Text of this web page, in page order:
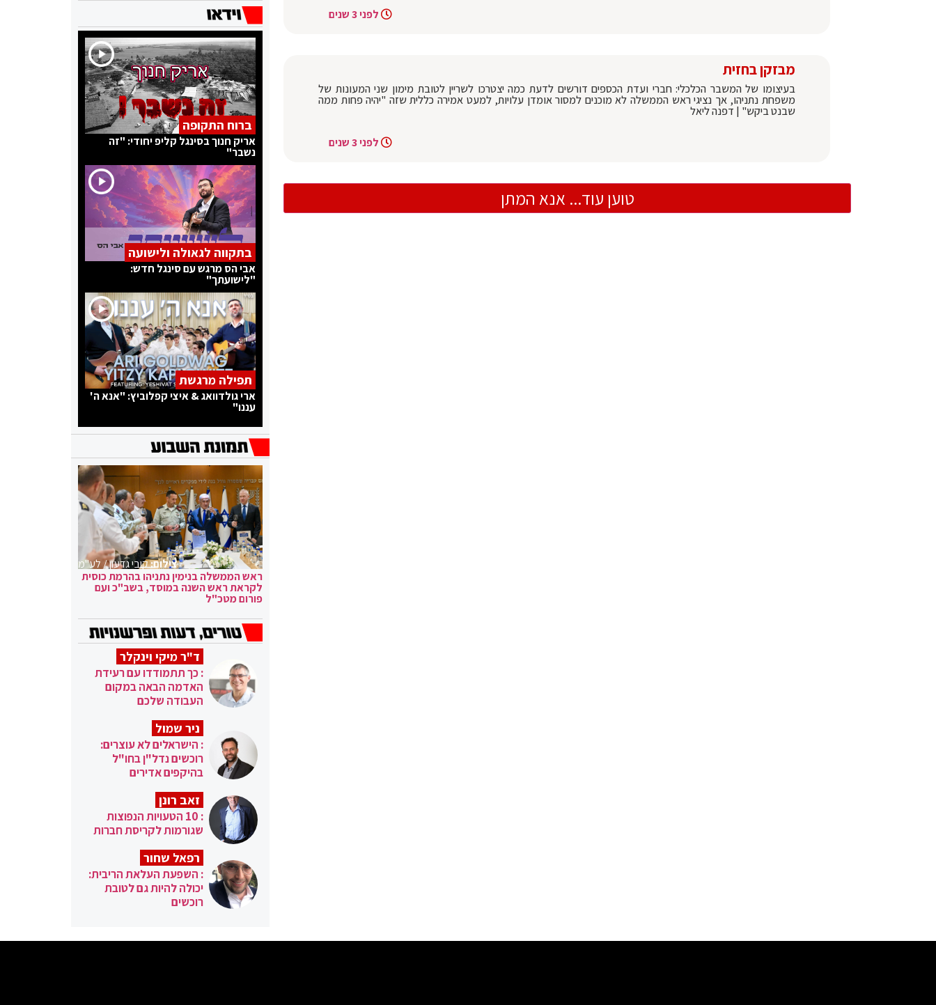
לפני 3 שנים
מבזקן בחזית
בעיצומו של המשבר הכלכלי: חברי ועדת הכספים דורשים לדעת כמה יצטרכו לשריין לטובת מימון שני המעונות של
משפחת נתניהו, אך נציגי ראש הממשלה לא מוכנים למסור אומדן עלויות, למעט אמירה כללית שזה "יהיה פחות ממה
שבנט ביקש" | דפנה ליאל
לפני 3 שנים
טוען עוד... אנא המתן
ברוח התקופה
אריק חנוך בסינגל קליפ יחודי: "זה
נשבר"
בתקווה לגאולה ולישועה
אבי הס מרגש עם סינגל חדש:
"לישועתך"
תפילה מרגשת
ארי גולדוואג & איצי קפלוביץ: "אנא ה'
עננו"
צילום:קובי גדעון / לע"מ
ראש הממשלה בנימין נתניהו בהרמת כוסית
לקראת ראש השנה במוסד, בשב"כ ועם
פורום מטכ"ל
ד"ר מיקי וינקלר
: כך תתמודדו עם רעידת
האדמה הבאה במקום
העבודה שלכם
ניר שמול
: הישראלים לא עוצרים:
רוכשים נדל"ן בחו"ל
בהיקפים אדירים
זאב רונן
: 10 הטעויות הנפוצות
שגורמות לקריסת חברות
רפאל שחור
: השפעת העלאת הריבית:
יכולה להיות גם לטובת
רוכשים